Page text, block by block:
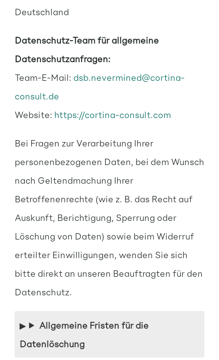
Deutschland
Datenschutz-Team für allgemeine
Datenschutzanfragen:
Team-E-Mail: dsb.nevermined@cortina-
consult.de
Website: https://cortina-consult.com
Bei Fragen zur Verarbeitung Ihrer
personenbezogenen Daten, bei dem Wunsch
nach Geltendmachung Ihrer
Betroffenenrechte (wie z. B. das Recht auf
Auskunft, Berichtigung, Sperrung oder
Löschung von Daten) sowie beim Widerruf
erteilter Einwilligungen, wenden Sie sich
bitte direkt an unseren Beauftragten für den
Datenschutz.
Allgemeine Fristen für die
Datenlöschung